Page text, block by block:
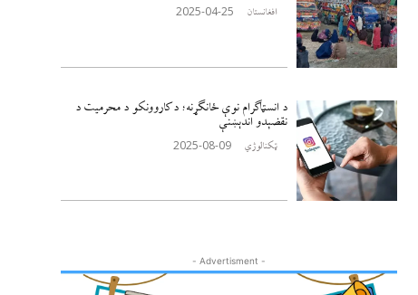
افغانستان 2025-04-25
د انسټاګرام نوې ځانګړنه؛ د کاروونکو د محرمیت د
نقضېدو اندېښنې
ټکنالوژي 2025-08-09
- Advertisment -